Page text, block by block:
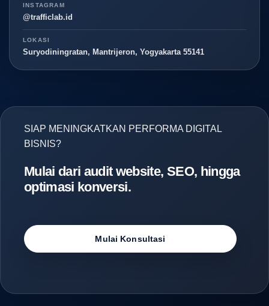
INSTAGRAM
@trafficlab.id
LOKASI
Suryodiningratan, Mantrijeron, Yogyakarta 55141
SIAP MENINGKATKAN PERFORMA DIGITAL
BISNIS?
Mulai dari audit website, SEO, hingga
optimasi konversi.
Mulai Konsultasi